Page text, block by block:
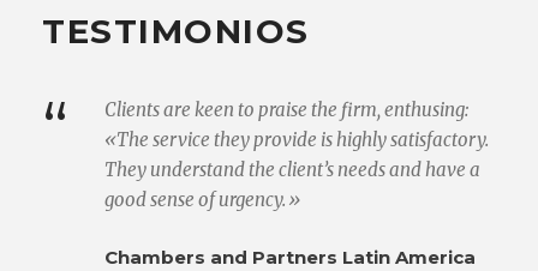
TESTIMONIOS
“
Clients are keen to praise the firm, enthusing:
«The service they provide is highly satisfactory.
They understand the client’s needs and have a
good sense of urgency.»
Chambers and Partners Latin America